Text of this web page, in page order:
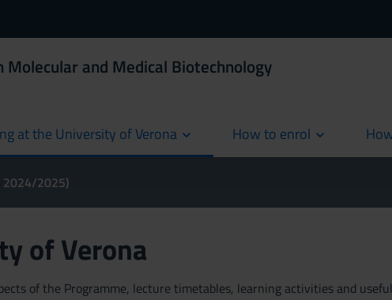
and Medical Biotechnology
at the University of Verona How to enrol
2024/2025)
of Verona
of the Programme, lecture timetables, learning activities and